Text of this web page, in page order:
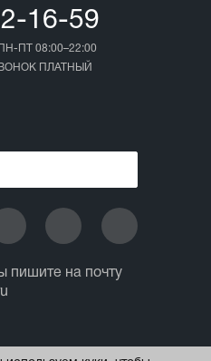
16-59
ПТ 08:00–22:00
ПЛАТНЫЙ
пишите на почту
© 2013 - 2026 ИП Ежов А.А.